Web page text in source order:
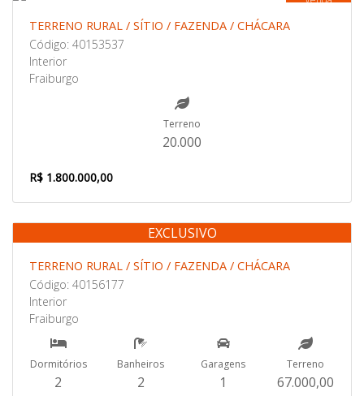
TERRENO RURAL / SÍTIO / FAZENDA / CHÁCARA
Código: 40153537
Interior
Fraiburgo
Terreno
20.000
R$ 1.800.000,00
Venda
EXCLUSIVO
TERRENO RURAL / SÍTIO / FAZENDA / CHÁCARA
Código: 40156177
Interior
Fraiburgo
Dormitórios
2
Banheiros
2
Garagens
1
Terreno
67.000,00